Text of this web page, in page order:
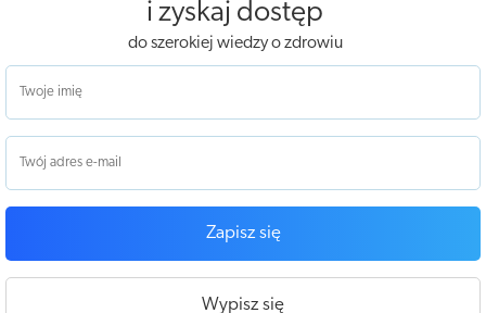
i zyskaj dostęp
do szerokiej wiedzy o zdrowiu
Zapisz się
Wypisz się